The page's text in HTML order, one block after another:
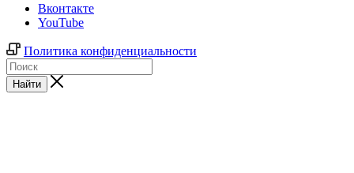
Вконтакте
YouTube
Политика конфиденциальности
Найти